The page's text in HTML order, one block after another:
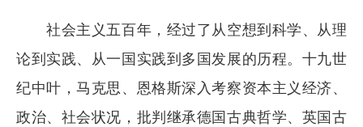
社会主义五百年，经过了从空想到科学、从理
论到实践、从一国实践到多国发展的历程。十九世
纪中叶，马克思、恩格斯深入考察资本主义经济、
政治、社会状况，批判继承德国古典哲学、英国古